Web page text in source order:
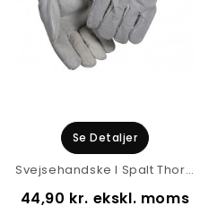
Se Detaljer
Svejsehandske I Spalt Thor 4001
44,90 kr. ekskl. moms